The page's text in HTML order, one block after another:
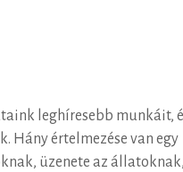
leghíresebb munkáit,
Hány értelmezése van egy
üzenete az